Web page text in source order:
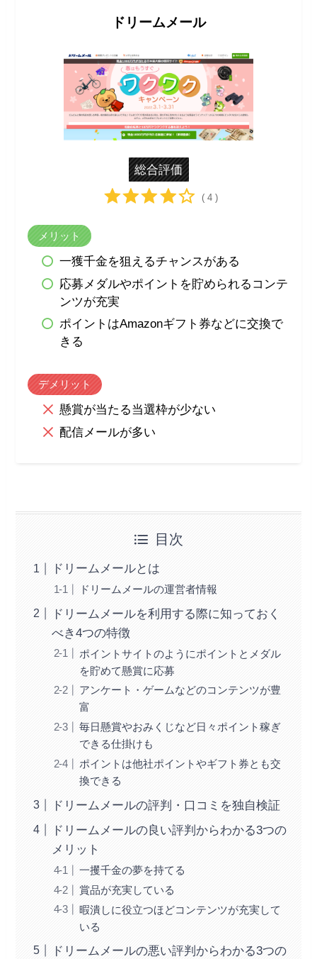
ドリームメール
総合評価
( 4 )
メリット
一獲千金を狙えるチャンスがある
応募メダルやポイントを貯められるコンテ
ンツが充実
ポイントはAmazonギフト券などに交換で
きる
デメリット
懸賞が当たる当選枠が少ない
配信メールが多い
目次
ドリームメールとは
ドリームメールの運営者情報
ドリームメールを利用する際に知っておく
べき4つの特徴
ポイントサイトのようにポイントとメダル
を貯めて懸賞に応募
アンケート・ゲームなどのコンテンツが豊
富
毎日懸賞やおみくじなど日々ポイント稼ぎ
できる仕掛けも
ポイントは他社ポイントやギフト券とも交
換できる
ドリームメールの評判・口コミを独自検証
ドリームメールの良い評判からわかる3つの
メリット
一攫千金の夢を持てる
賞品が充実している
暇潰しに役立つほどコンテンツが充実して
いる
ドリームメールの悪い評判からわかる3つの